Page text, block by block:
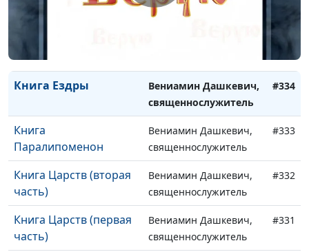
священнослужитель
Книга Есфирь #335
Книга Ездры
Вениамин Дашкевич,
священнослужитель
#334
Книга
Паралипоменон
Вениамин Дашкевич,
священнослужитель
#333
Книга Царств (вторая
часть)
Вениамин Дашкевич,
священнослужитель
#332
Книга Царств (первая
часть)
Вениамин Дашкевич,
священнослужитель
#331